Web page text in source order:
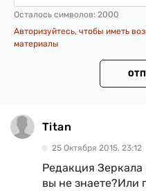
Осталось символов: 2000
Авторизуйтесь, чтобы иметь
материалы
Titan
25 Октября 2015, 23:12
Редакция Зеркала
вы не знаете?Или